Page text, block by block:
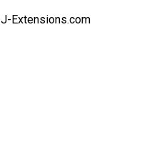
Extensions.com